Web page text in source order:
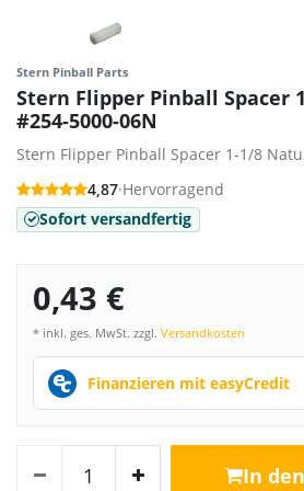
Stern Pinball Parts
Stern Flipper Pinball Spacer
#254-5000-06N
Stern Flipper Pinball Spacer 1-1/8
4,87·Hervorragend
Sofort versandfertig
0,43 €
* inkl. ges. MwSt. zzgl. Versandkosten
Finanzieren mit easyCredit
In